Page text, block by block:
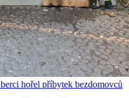
hořel příbytek bezdomovců